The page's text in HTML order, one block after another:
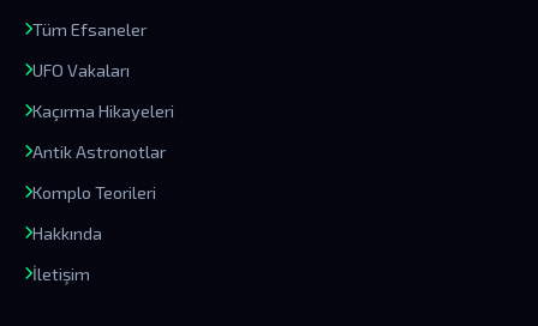
Tüm Efsaneler
UFO Vakaları
Kaçırma Hikayeleri
Antik Astronotlar
Komplo Teorileri
Hakkında
İletişim